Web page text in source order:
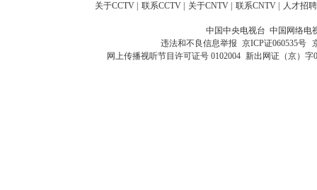
关于CCTV 联系CCTV 关于CNTV 联系CNTV 人才招聘
中国中央电视台 中国网络电
违法和不良信息举报 京ICP证060535号
网上传播视听节目许可证号 0102004 新出网证（京）